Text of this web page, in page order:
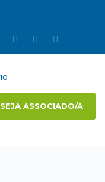
SEJA ASSOCIADO/A